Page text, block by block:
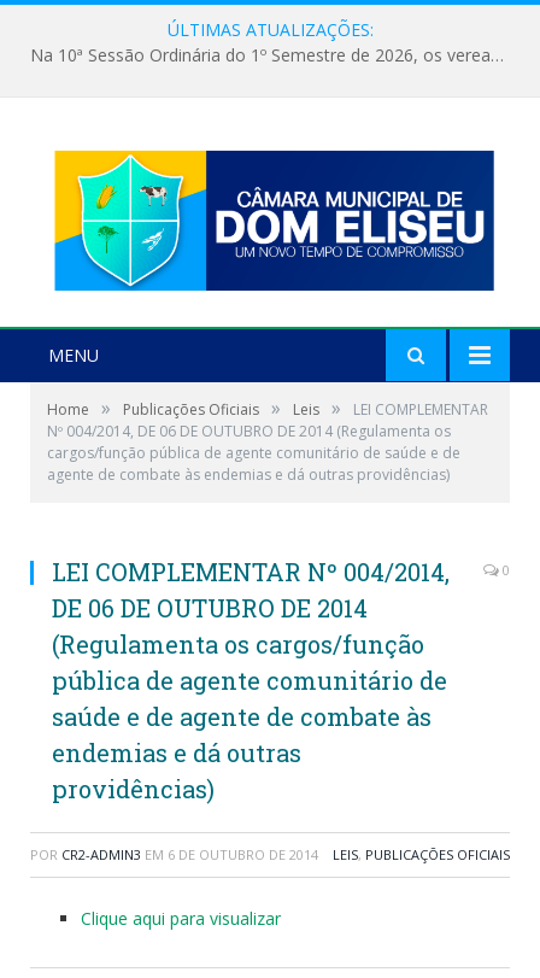
ÚLTIMAS ATUALIZAÇÕES:
Na 10ª Sessão Ordinária do 1º Semestre de 2026, os vereadores receberam a nova comandante do 51º Batalhão de Polícia Militar, a Major Alessandra Lopes Leal Bandeira. A visita institucional proporcionou a apresentação da oficial aos parlamentares e reforçou o compromisso de cooperação entre a Polícia Militar e o Poder Legislativo em prol da segurança da população.
MENU
Home » Publicações Oficiais » Leis »
LEI COMPLEMENTAR
Nº 004/2014, DE 06 DE OUTUBRO DE 2014 (Regulamenta os
cargos/função pública de agente comunitário de saúde e de
agente de combate às endemias e dá outras providências)
LEI COMPLEMENTAR Nº 004/2014,
DE 06 DE OUTUBRO DE 2014
(Regulamenta os cargos/função
pública de agente comunitário de
saúde e de agente de combate às
endemias e dá outras
providências)
0
POR CR2-ADMIN3 EM 6 DE OUTUBRO DE 2014 LEIS, PUBLICAÇÕES OFICIAIS
Clique aqui para visualizar